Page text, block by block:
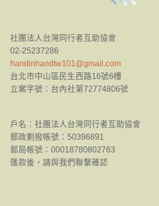
社團法人台灣同行者互助協會
02-25237286
handinhandtw101@gmail.com
台北市中山區民生西路16號6樓
立案字號：台內社第72774806號
​戶名：社團法人台灣同行者互助協會
郵政劃撥帳號：50396891
郵局帳號：00018780802763
匯款後，請與我們聯繫確認